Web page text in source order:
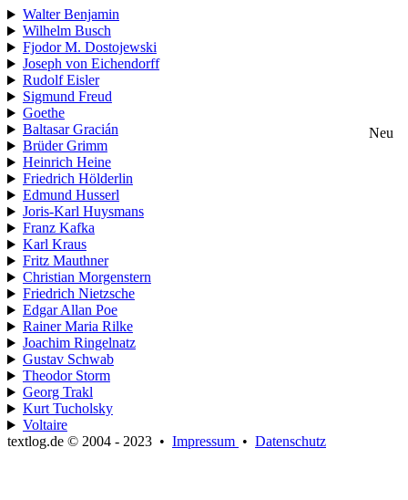
Walter Benjamin
Wilhelm Busch
Fjodor M. Dostojewski
Joseph von Eichendorff
Rudolf Eisler
Sigmund Freud
Goethe
Baltasar Gracián
Neu
Brüder Grimm
Heinrich Heine
Friedrich Hölderlin
Edmund Husserl
Joris-Karl Huysmans
Franz Kafka
Karl Kraus
Fritz Mauthner
Christian Morgenstern
Friedrich Nietzsche
Edgar Allan Poe
Rainer Maria Rilke
Joachim Ringelnatz
Gustav Schwab
Theodor Storm
Georg Trakl
Kurt Tucholsky
Voltaire
textlog.de © 2004 - 2023 • Impressum • Datenschutz